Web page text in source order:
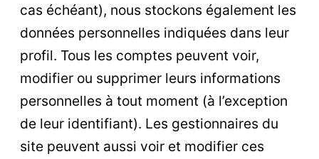
cas échéant), nous stockons également les
données personnelles indiquées dans leur
profil. Tous les comptes peuvent voir,
modifier ou supprimer leurs informations
personnelles à tout moment (à l’exception
de leur identifiant). Les gestionnaires du
site peuvent aussi voir et modifier ces